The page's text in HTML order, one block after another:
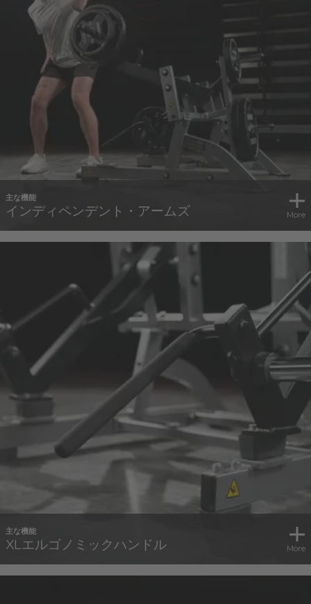
主な機能
インディペンデント・アームズ More
主な機能
XLエルゴノミックハンドル More